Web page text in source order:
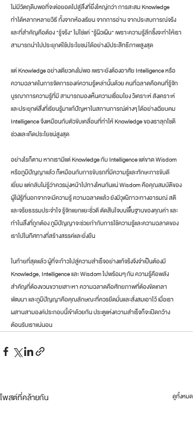
ไม่มีวัตถุดิบพอที่จะต่อยอดไปสู่สิ่งที่ยิ่งใหญ่กว่า การสะสม Knowledge
ทำได้หลากหลายวิธี ทั้งจากห้องเรียน จากการอ่าน จากประสบการณ์จริง
และที่สำคัญคือต้อง "รู้จริง" ไม่ใช่แค่ "รู้ผิวเผิน" เพราะความรู้ลึกซึ้งจะทำให้เรา
สามารถนำไปประยุกต์ใช้ประโยชน์ได้อย่างมีประสิทธิภาพสูงสุด
แต่ Knowledge อย่างเดียวคงไม่พอ เพราะยังต้องอาศัย Intelligence หรือ
ความฉลาดในการจัดการองค์ความรู้เหล่านั้นด้วย คนที่ฉลาดคือคนที่รู้จัก
บูรณาการความรู้ที่มี สามารถมองเห็นความเชื่อมโยง วิเคราะห์ สังเคราะห์
และประยุกต์สิ่งที่เรียนรู้มาแก้ปัญหาในสถานการณ์ต่างๆ ได้อย่างเฉียบคม
Intelligence จึงเหมือนกับตัวขับเคลื่อนที่ทำให้ Knowledge ของเราลุกโชติ
ช่วงและเกิดประโยชน์สูงสุด
อย่างไรก็ตาม หากเรามีแต่ Knowledge กับ Intelligence แต่ขาด Wisdom
หรือภูมิปัญญาแล้ว ก็เหมือนกับการขับรถที่มีความรู้และทักษะการขับดี
เยี่ยม แต่กลับไม่รู้ว่าควรมุ่งหน้าไปทางไหนกันแน่ Wisdom คือคุณสมบัติของ
ผู้ใฝ่รู้ที่นอกจากจะมีความรู้ ความฉลาดแล้ว ยังมีวุฒิภาวะทางอารมณ์ สติ
และจริยธรรมประจำใจ รู้จักแยกแยะชั่วดี ตัดสินใจบนพื้นฐานของคุณค่า และ
ทำในสิ่งที่ถูกต้อง ภูมิปัญญาจะช่วยกำกับการใช้ความรู้และความฉลาดของ
เราไปในทิศทางที่สร้างสรรค์และยั่งยืน
ในท้ายที่สุดแล้ว ผู้ที่จะก้าวไปสู่ความสำเร็จอย่างแท้จริงจึงจำเป็นต้องมี
Knowledge, Intelligence และ Wisdom ไปพร้อมๆ กัน ความรู้คือพลัง
สำคัญที่ต้องขวนขวายเสาะหา ความฉลาดคือศักยภาพที่ต้องขัดเกลา
พัฒนา และภูมิปัญญาคือคุณลักษณะที่ควรยึดมั่นและสั่งสมเอาไว้ เมื่อเรา
ผสานสามองค์ประกอบนี้เข้าด้วยกัน ประตูแห่งความสำเร็จก็จะเปิดกว้าง
ต้อนรับเราแน่นอน
โพสต์ที่คล้ายกัน ดูทั้งหมด